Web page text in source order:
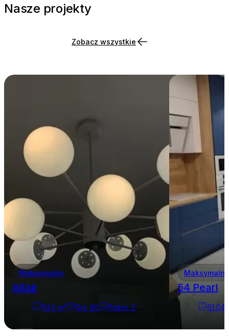
Nasze projekty
Zobacz wszystkie
Maksymalny
Altair
53.5 m² Dni: 80 Pokoi: 2
Maksymalny
54 Pearl
61.04